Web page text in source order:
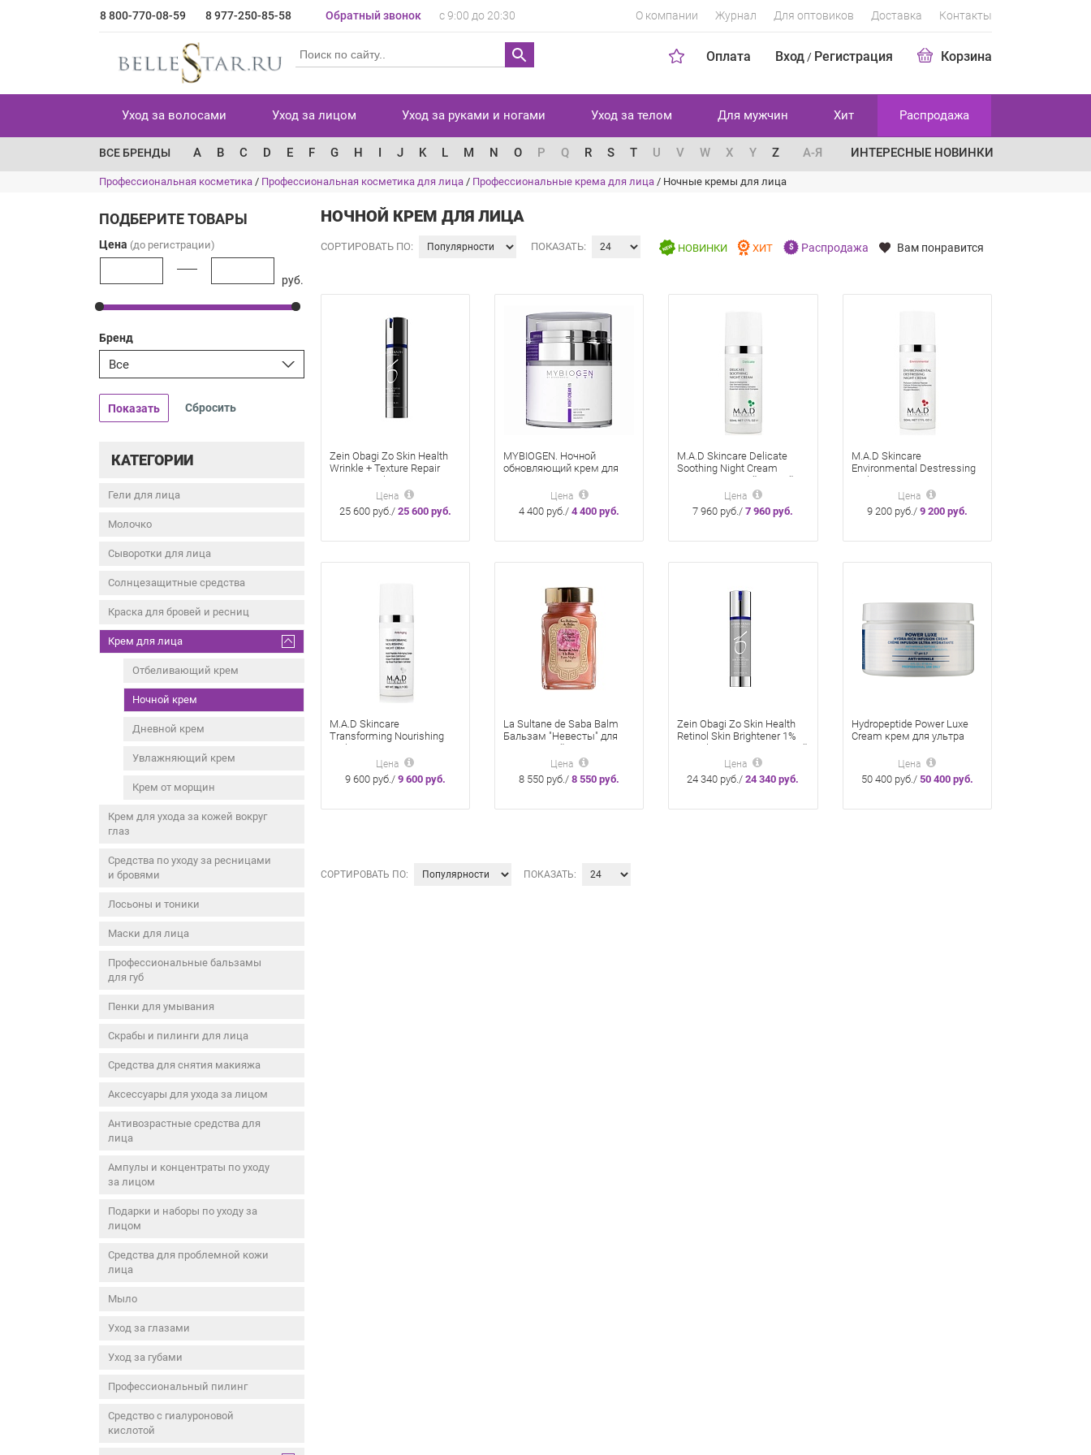
8 800-770-08-59 8 977-250-85-58 Обратный звонок с 9:00 до 20:30 О компании Журнал Для оптовиков Доставка Контакты
Оплата Вход / Регистрация Корзина
Уход за волосами Уход за лицом Уход за руками и ногами Уход за телом Для мужчин Хит Распродажа
ВСЕ БРЕНДЫ A B C D E F G H I J K L M N O P Q R S T U V W X Y Z А-Я ИНТЕРЕСНЫЕ НОВИНКИ
Профессиональная косметика / Профессиональная косметика для лица / Профессиональные крема для лица / Ночные кремы для лица
ПОДБЕРИТЕ ТОВАРЫ
Цена (до регистрации)
руб.
Бренд
Все
Показать
КАТЕГОРИИ
Гели для лица
Молочко
Сыворотки для лица
Солнцезащитные средства
Краска для бровей и ресниц
Крем для лица
Отбеливающий крем
Ночной крем
Дневной крем
Увлажняющий крем
Крем от морщин
Крем для ухода за кожей вокруг
глаз
Средства по уходу за ресницами
и бровями
Лосьоны и тоники
Маски для лица
Профессиональные бальзамы
для губ
Пенки для умывания
Скрабы и пилинги для лица
Средства для снятия макияжа
Аксессуары для ухода за лицом
Антивозрастные средства для
лица
Ампулы и концентраты по уходу
за лицом
Подарки и наборы по уходу за
лицом
Средства для проблемной кожи
лица
Мыло
Уход за глазами
Уход за губами
Профессиональный пилинг
Средство с гиалуроновой
кислотой
НОЧНОЙ КРЕМ ДЛЯ ЛИЦА
СОРТИРОВАТЬ ПО: ПОКАЗАТЬ: НОВИНКИ ХИТ Распродажа Вам понравится
Zein Obagi Zo Skin Health
Wrinkle + Texture Repair
0.5% Retinol Крем от
морщин С Ретинолом 0,5%
Цена
25 600 руб./ 25 600 руб.
MYBIOGEN. Ночной
обновляющий крем для
Цена
4 400 руб./4 400 руб.
M.A.D Skincare Delicate
Soothing Night Cream
Успокаивающий ночной
крем для ухода за
чувствительной кожей 50
Цена
7 960 руб./7 960 руб.
M.A.D Skincare
Environmental Destressing
Night Cream
Восстанавливающий
ночной крем «Антистресс»
50 гр
Цена
9 200 руб./ 9 200 руб.
M.A.D Skincare
Transforming Nourishing
Night Cream
Омолаживающий
питательный ночной крем
50 гр
Цена
9 600 руб./ 9 600 руб.
La Sultane de Saba Balm
Бальзам "Невесты" для
лица с розой 100мл
Цена
8 550 руб./8 550 руб.
Zein Obagi Zo Skin Health
Retinol Skin Brightener 1%
Retinol Крем Осветляющий
1% Ретинол Зейн обаджи
Цена
24 340 руб./24 340 руб.
Hydropeptide Power Luxe
Cream крем для ультра
интенсивной гидратации
Цена
50 400 руб./ 50 400 руб.
СОРТИРОВАТЬ ПО: ПОКАЗАТЬ: